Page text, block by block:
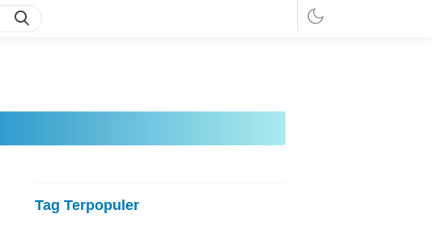
Tag Terpopuler